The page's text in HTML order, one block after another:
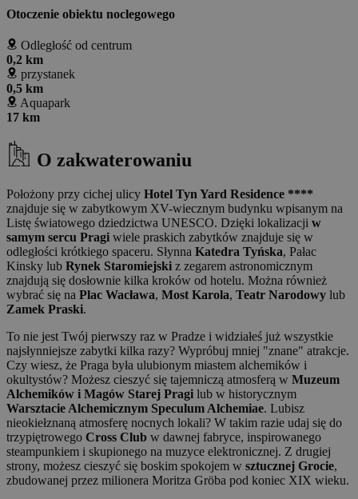
Otoczenie obiektu noclegowego
Odległość od centrum
0,2 km
przystanek
0,5 km
Aquapark
17 km
O zakwaterowaniu
Położony przy cichej ulicy Hotel Tyn Yard Residence ****
znajduje się w zabytkowym XV-wiecznym budynku wpisanym na
Listę światowego dziedzictwa UNESCO. Dzięki lokalizacji w
samym sercu Pragi wiele praskich zabytków znajduje się w
odległości krótkiego spaceru. Słynna Katedra Tyńska, Pałac
Kinsky lub Rynek Staromiejski z zegarem astronomicznym
znajdują się dosłownie kilka kroków od hotelu. Można również
wybrać się na Plac Wacława, Most Karola, Teatr Narodowy lub
Zamek Praski.
To nie jest Twój pierwszy raz w Pradze i widziałeś już wszystkie
najsłynniejsze zabytki kilka razy? Wypróbuj mniej "znane" atrakcje.
Czy wiesz, że Praga była ulubionym miastem alchemików i
okultystów? Możesz cieszyć się tajemniczą atmosferą w Muzeum
Alchemików i Magów Starej Pragi lub w historycznym
Warsztacie Alchemicznym Speculum Alchemiae. Lubisz
nieokiełznaną atmosferę nocnych lokali? W takim razie udaj się do
trzypiętrowego Cross Club w dawnej fabryce, inspirowanego
steampunkiem i skupionego na muzyce elektronicznej. Z drugiej
strony, możesz cieszyć się boskim spokojem w sztucznej Grocie,
zbudowanej przez milionera Moritza Gröba pod koniec XIX wieku.